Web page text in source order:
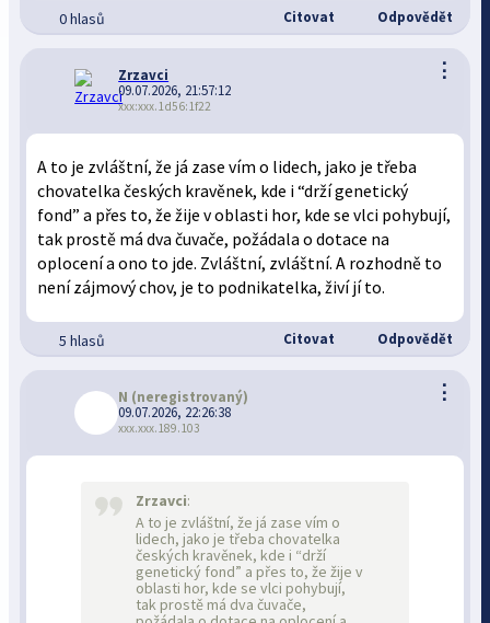
0 hlasů Citovat Odpovědět
⋮
Zrzavci
09.07.2026, 21:57:12
xxx:xxx.1d56:1f22
A to je zvláštní, že já zase vím o lidech, jako je třeba
chovatelka českých kravěnek, kde i “drží genetický
fond” a přes to, že žije v oblasti hor, kde se vlci pohybují,
tak prostě má dva čuvače, požádala o dotace na
oplocení a ono to jde. Zvláštní, zvláštní. A rozhodně to
není zájmový chov, je to podnikatelka, živí jí to.
5 hlasů Citovat Odpovědět
⋮
N (neregistrovaný)
09.07.2026, 22:26:38
xxx.xxx.189.103
Zrzavci:
A to je zvláštní, že já zase vím o
lidech, jako je třeba chovatelka
českých kravěnek, kde i “drží
genetický fond” a přes to, že žije v
oblasti hor, kde se vlci pohybují,
tak prostě má dva čuvače,